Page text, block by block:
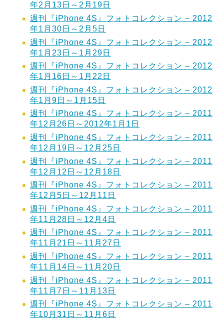
年2月13日～2月19日
週刊『iPhone 4S』フォトコレクション – 2012
年1月30日～2月5日
週刊『iPhone 4S』フォトコレクション – 2012
年1月23日～1月29日
週刊『iPhone 4S』フォトコレクション – 2012
年1月16日～1月22日
週刊『iPhone 4S』フォトコレクション – 2012
年1月9日～1月15日
週刊『iPhone 4S』フォトコレクション – 2011
年12月26日～2012年1月1日
週刊『iPhone 4S』フォトコレクション – 2011
年12月19日～12月25日
週刊『iPhone 4S』フォトコレクション – 2011
年12月12日～12月18日
週刊『iPhone 4S』フォトコレクション – 2011
年12月5日～12月11日
週刊『iPhone 4S』フォトコレクション – 2011
年11月28日～12月4日
週刊『iPhone 4S』フォトコレクション – 2011
年11月21日～11月27日
週刊『iPhone 4S』フォトコレクション – 2011
年11月14日～11月20日
週刊『iPhone 4S』フォトコレクション – 2011
年11月7日～11月13日
週刊『iPhone 4S』フォトコレクション – 2011
年10月31日～11月6日